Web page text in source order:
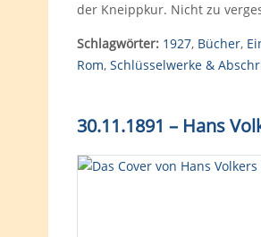
der Kneippkur. Nicht zu
Schlagwörter: 1927, Bücher,
Rom, Schlüsselwerke &
30.11.1891 – Hans